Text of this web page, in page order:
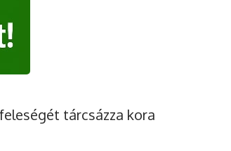
tárcsázza kora